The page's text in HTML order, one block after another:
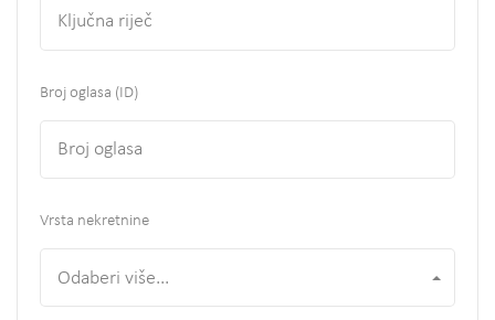
Broj oglasa (ID)
Vrsta nekretnine
Odaberi više...